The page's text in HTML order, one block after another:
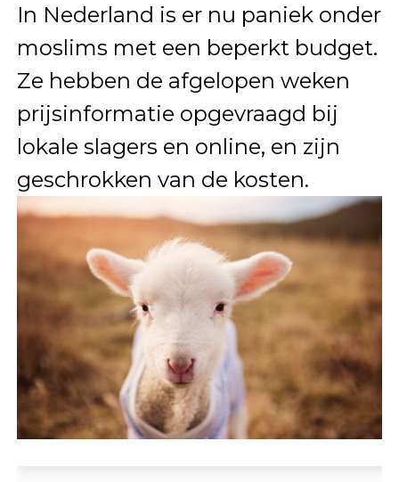
In Nederland is er nu paniek onder
moslims met een beperkt budget.
Ze hebben de afgelopen weken
prijsinformatie opgevraagd bij
lokale slagers en online, en zijn
geschrokken van de kosten.